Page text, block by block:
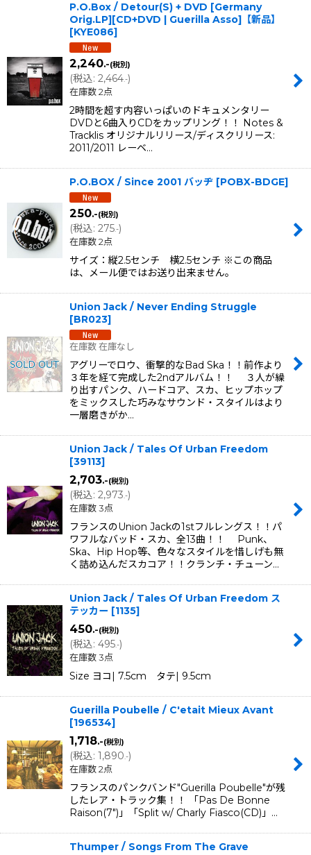
P.O.Box / Detour(S) + DVD [Germany
Orig.LP][CD+DVD | Guerilla Asso]【新品】
[KYE086]
2,240.-(税別)
(税込: 2,464.-)
在庫数 2点
2時間を超す内容いっぱいのドキュメンタリー
DVDと6曲入りCDをカップリング！！ Notes &
Tracklis オリジナルリリース/ディスクリリース:
2011/2011 レーベ…
P.O.BOX / Since 2001 バッヂ [POBX-BDGE]
250.-(税別)
(税込: 275.-)
在庫数 2点
サイズ：縦2.5センチ 横2.5センチ ※この商品
は、メール便ではお送り出来ません。
Union Jack / Never Ending Struggle
[BR023]
在庫数 在庫なし
アグリーでロウ、衝撃的なBad Ska！！前作より
３年を経て完成した2ndアルバム！！ ３人が繰
り出すパンク、ハードコア、スカ、ヒップホップ
をミックスした巧みなサウンド・スタイルはより
一層磨きがか…
Union Jack / Tales Of Urban Freedom
[39113]
2,703.-(税別)
(税込: 2,973 .-)
在庫数 3点
フランスのUnion Jackの1stフルレングス！！パ
ワフルなバッド・スカ、全13曲！！ Punk、
Ska、Hip Hop等、色々なスタイルを惜しげも無
く詰め込んだスカコア！！クランチ・チューン…
Union Jack / Tales Of Urban Freedom ス
テッカー [1135]
450.-(税別)
(税込: 495.-)
在庫数 3点
Size ヨコ| 7.5cm タテ| 9.5cm
Guerilla Poubelle / C'etait Mieux Avant
[196534]
1,718.-(税別)
(税込: 1,890 .-)
在庫数 2点
フランスのパンクバンド"Guerilla Poubelle"が残
したレア・トラック集！！ 「Pas De Bonne
Raison(7")」「Split w/ Charly Fiasco(CD)」…
Thumper / Songs From The Grave